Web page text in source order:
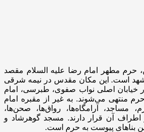
حرم مطهر امام رضا علیه السلام مقصد
است. این مکان مقدس در نیمه شرقی
اصلی نواب صفوی، طبرسی، امام
منتهی می‌شوند. به غیر از مقبره امام
مساجد، آرامگاه‌ها، رواق‌ها، صحن‌ها،
اطراف آن قرار دارند. مسجد گوهرشاد و
بناهای پیوست به حرم است.